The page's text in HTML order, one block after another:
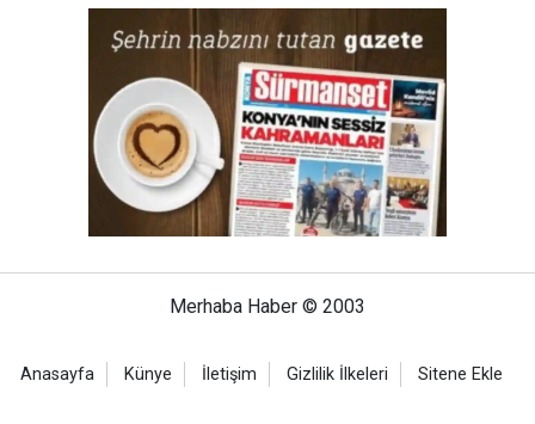
Merhaba Haber © 2003
Anasayfa Künye İletişim Gizlilik İlkeleri Sitene Ekle